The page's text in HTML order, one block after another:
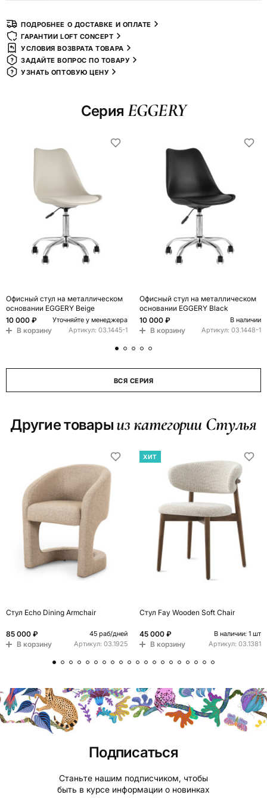
ПОДРОБНЕЕ О ДОСТАВКЕ И ОПЛАТЕ
ГАРАНТИИ LOFT CONCEPT
УСЛОВИЯ ВОЗВРАТА ТОВАРА
ЗАДАЙТЕ ВОПРОС ПО ТОВАРУ
УЗНАТЬ ОПТОВУЮ ЦЕНУ
Серия EGGERY
Офисный стул на металлическом
основании EGGERY Beige
10 000 ₽
Уточняйте у менеджера
В корзину Артикул: 03.1445-1
Офисный стул на металлическом
основании EGGERY Black
10 000 ₽
В наличии
В корзину Артикул: 03.1448-1
ВСЯ СЕРИЯ
Другие товары из категории Стулья
Стул Echo Dining Armchair
85 000 ₽ 45 раб/дней
В корзину Артикул: 03.1925
ХИТ
Стул Fay Wooden Soft Chair
45 000 ₽ В наличии: 1 шт
В корзину Артикул: 03.1381
Подписаться
Станьте нашим подписчиком, чтобы
быть в курсе информации о новинках